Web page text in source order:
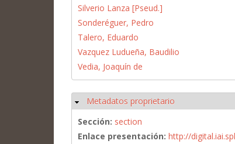
Silverio Lanza [Pseud.]
Sonderéguer, Pedro
Talero, Eduardo
Vazquez Ludueña, Baudilio
Vedia, Joaquín de
Ocultar
Metadatos proprietario
Sección: section
Enlace presentación: http://